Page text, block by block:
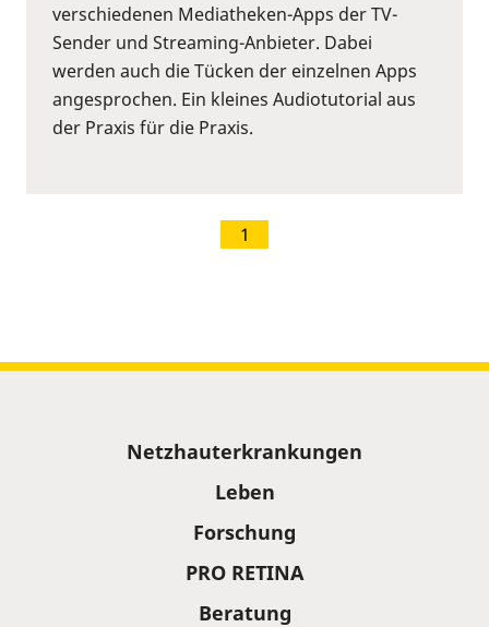
verschiedenen Mediatheken-Apps der TV-
Sender und Streaming-Anbieter. Dabei
werden auch die Tücken der einzelnen Apps
angesprochen. Ein kleines Audiotutorial aus
der Praxis für die Praxis.
1
Netzhauterkrankungen
Leben
Forschung
PRO RETINA
Beratung